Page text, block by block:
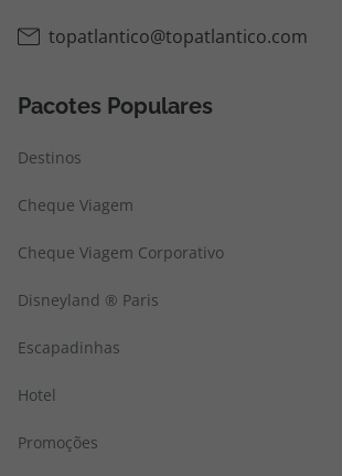
topatlantico@topatlantico.com
Pacotes Populares
Destinos
Cheque Viagem
Cheque Viagem Corporativo
Disneyland ® Paris
Escapadinhas
Hotel
Promoções